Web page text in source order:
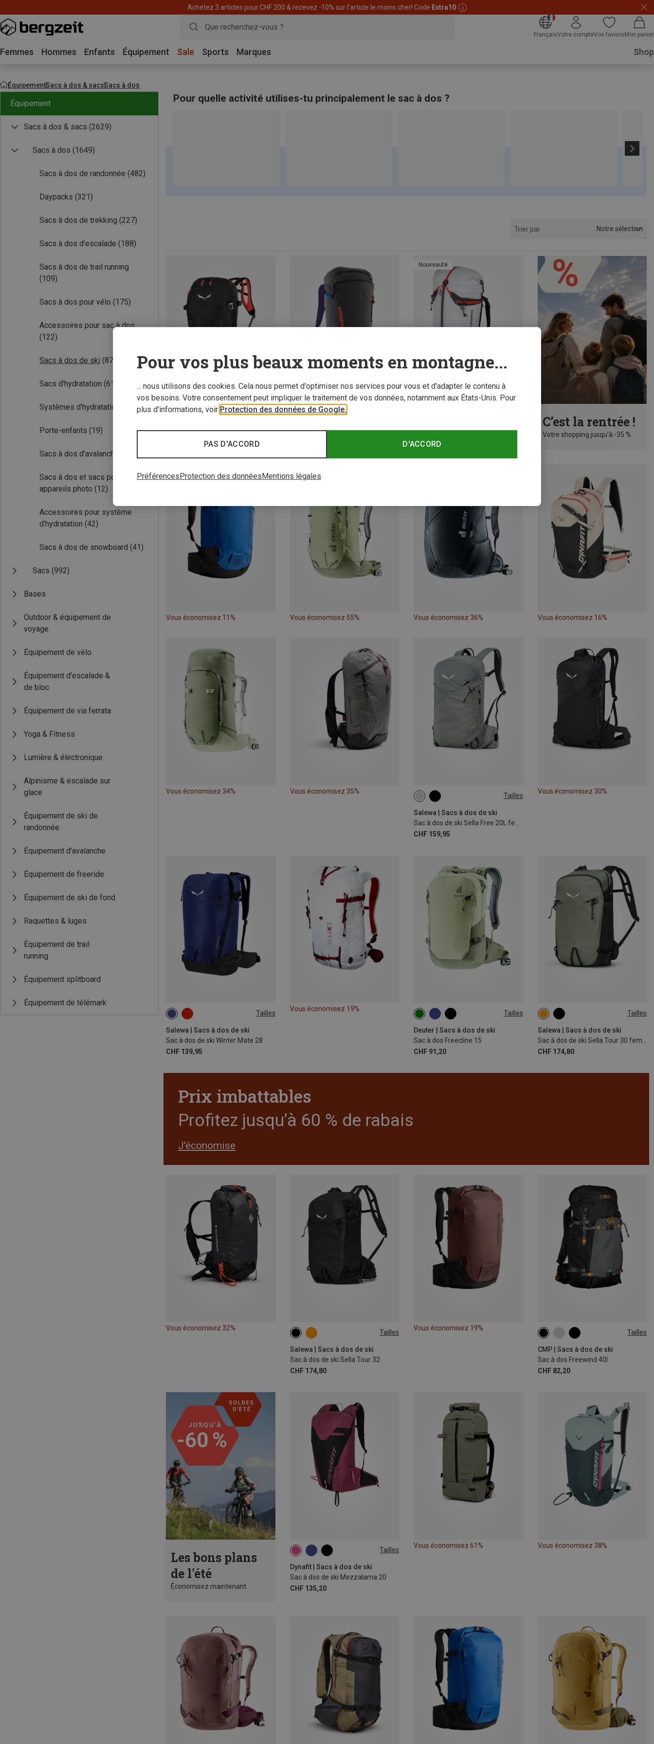
Achetez 3 articles pour CHF 200 & recevez -10% sur l'article le moins cher! Code Extra10
FrançaisVotre compteVos favoris Mon panier
Femmes Hommes Enfants Équipement Sale Sports Marques Shop
ÉquipementSacs à dos & sacsSacs à dos
Équipement
Sacs à dos & sacs (2629)
Sacs à dos (1649)
Sacs à dos de randonnée (482)
Daypacks (321)
Sacs à dos de trekking (227)
Sacs à dos d'escalade (188)
Sacs à dos de trail running
(109)
Sacs à dos pour vélo (175)
Accessoires pour sac à dos
(122)
Sacs à dos de ski (87)
Sacs d'hydratation (61)
Systèmes d'hydratation
Porte-enfants (19)
Sacs à dos d'avalanche
Sacs à dos et sacs pour
appareils photo (12)
Accessoires pour système
d'hydratation (42)
Sacs à dos de snowboard (41)
Sacs (992)
Bases
Outdoor & équipement de
voyage
Équipement de vélo
Équipement d'escalade &
de bloc
Équipement de via ferrata
Yoga & Fitness
Lumière & électronique
Alpinisme & escalade sur
glace
Équipement de ski de
randonnée
Équipement d'avalanche
Équipement de freeride
Équipement de ski de fond
Raquettes & luges
Équipement de trail
running
Équipement splitboard
Équipement de télémark
Pour quelle activité utilises-tu principalement le sac à dos ?
Trier par Notre sélection
Vous économisez 48% Vous économisez 36%
Nouveauté
C’est la rentrée !
Votre shopping jusqu'à -35 %
Vous économisez 11% Vous économisez 55% Vous économisez 36% Vous économisez 16%
Vous économisez 34% Vous économisez 35%
Tailles
Salewa | Sacs à dos de ski
CHF 159,95
20L
Vous économisez 30%
Tailles
Salewa | Sacs à dos de ski
Sac à dos de ski Winter Mate 28
CHF 139,95
28L
Vous économisez 19%
Tailles
Deuter | Sacs à dos de ski
Sac à dos Freecline 15
CHF 91,20
15L Tailles
Salewa | Sacs à dos de ski
CHF 174,80
30L
Prix imbattables
Profitez jusqu’à 60 % de rabais
J'économise
Vous économisez 32%
Tailles
Salewa | Sacs à dos de ski
Sac à dos de ski Sella Tour 32
CHF 174,80
32L
Vous économisez 19%
Tailles
CMP | Sacs à dos de ski
Sac à dos Freewind 40l
CHF 82,20
40L
Les bons plans
de l'été
Économisez maintenant
Tailles
Dynafit | Sacs à dos de ski
Sac à dos de ski Mezzalama 20
CHF 135,20
20L
Vous économisez 61% Vous économisez 38%
Pour vos plus beaux moments en montagne...
... nous utilisons des cookies. Cela nous permet d'optimiser nos services pour vous et d'adapter le contenu à
vos besoins. Votre consentement peut impliquer le traitement de vos données, notamment aux États-Unis. Pour
plus d'informations, voir Protection des données de Google.
D'ACCORD
PAS D'ACCORD
PréférencesProtection des donnéesMentions légales